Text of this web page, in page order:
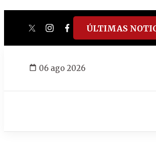
twitterinstagram
facebook
tiktokyoutube
spotify
ÚLTIMAS
06 ago 2026